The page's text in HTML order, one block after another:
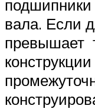
вала. Если
превышает